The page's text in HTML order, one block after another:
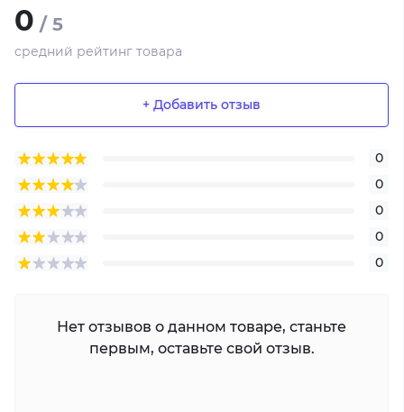
0 / 5
средний рейтинг товара
+ Добавить отзыв
0
0
0
0
0
Нет отзывов о данном товаре, станьте
первым, оставьте свой отзыв.